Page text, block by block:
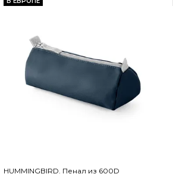
HUMMINGBIRD. Пенал из 600D